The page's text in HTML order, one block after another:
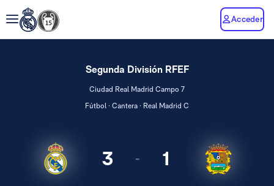
Acceder
Segunda División RFEF
Ciudad Real Madrid Campo 7
Fútbol · Cantera · Real Madrid C
3 - 1